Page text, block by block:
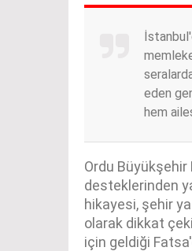
eden
hem
Ordu Büyükşehir
desteklerinden
hikayesi, şehir
olarak dikkat
için geldiği